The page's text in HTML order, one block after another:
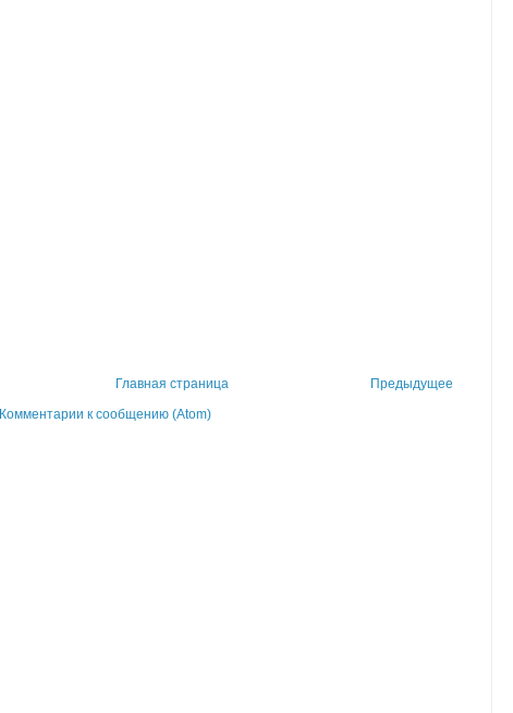
Предыдущее
Главная страница
Комментарии к сообщению (Atom)